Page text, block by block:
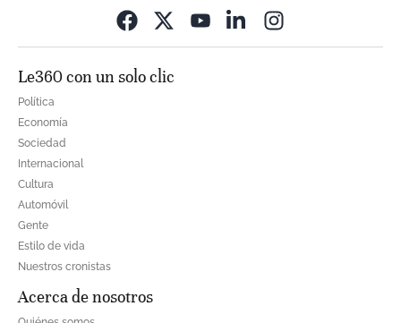
Le360 con un solo clic
Política
Economía
Sociedad
Internacional
Cultura
Automóvil
Gente
Estilo de vida
Nuestros cronistas
Acerca de nosotros